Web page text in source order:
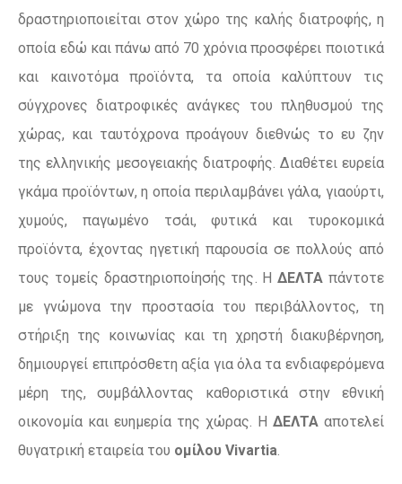
δραστηριοποιείται στον χώρο της καλής διατροφής, η
οποία εδώ και πάνω από 70 χρόνια προσφέρει ποιοτικά
και καινοτόμα προϊόντα, τα οποία καλύπτουν τις
σύγχρονες διατροφικές ανάγκες του πληθυσμού της
χώρας, και ταυτόχρονα προάγουν διεθνώς το ευ ζην
της ελληνικής μεσογειακής διατροφής. Διαθέτει ευρεία
γκάμα προϊόντων, η οποία περιλαμβάνει γάλα, γιαούρτι,
χυμούς, παγωμένο τσάι, φυτικά και τυροκομικά
προϊόντα, έχοντας ηγετική παρουσία σε πολλούς από
τους τομείς δραστηριοποίησής της. Η ΔΕΛΤΑπάντοτε
με γνώμονα την προστασία του περιβάλλοντος, τη
στήριξη της κοινωνίας και τη χρηστή διακυβέρνηση,
δημιουργεί επιπρόσθετη αξία για όλα τα ενδιαφερόμενα
μέρη της, συμβάλλοντας καθοριστικά στην εθνική
οικονομία και ευημερία της χώρας. Η ΔΕΛΤΑαποτελεί
θυγατρική εταιρεία του ομίλου Vivartia.